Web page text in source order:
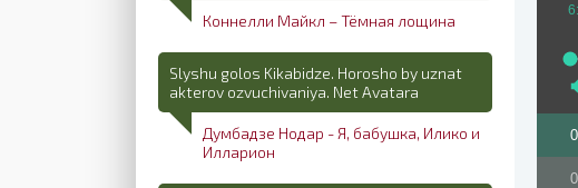
Коннелли Майкл – Тёмная лощина
Slyshu golos Kikabidze. Horosho by uznat
akterov ozvuchivaniya. Net Avatara
Думбадзе Нодар - Я, бабушка, Илико и
Илларион